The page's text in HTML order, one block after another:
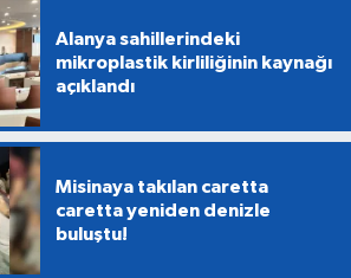
Alanya sahillerindeki
mikroplastik kirliliğinin kaynağı
açıklandı
Misinaya takılan caretta
caretta yeniden denizle
buluştu!